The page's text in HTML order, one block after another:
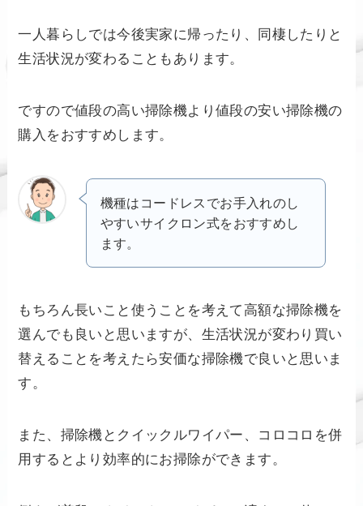
一人暮らしでは今後実家に帰ったり、同棲したりと
生活状況が変わることもあります。
ですので値段の高い掃除機より値段の安い掃除機の
購入をおすすめします。
機種はコードレスでお手入れのし
やすいサイクロン式をおすすめし
ます。
もちろん長いこと使うことを考えて高額な掃除機を
選んでも良いと思いますが、生活状況が変わり買い
替えることを考えたら安価な掃除機で良いと思いま
す。
また、掃除機とクイックルワイパー、コロコロを併
用するとより効率的にお掃除ができます。